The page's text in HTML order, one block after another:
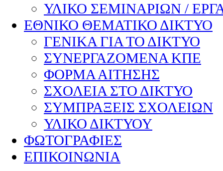
ΥΛΙΚΟ ΣΕΜΙΝΑΡΙΩΝ /
ΕΘΝΙΚΟ ΘΕΜΑΤΙΚΟ ΔΙΚΤΥΟ
ΓΕΝΙΚΑ ΓΙΑ ΤΟ ΔΙΚΤΥΟ
ΣΥΝΕΡΓΑΖΟΜΕΝΑ ΚΠΕ
ΦΟΡΜΑ ΑΙΤΗΣΗΣ
ΣΧΟΛΕΙΑ ΣΤΟ ΔΙΚΤΥΟ
ΣΥΜΠΡΑΞΕΙΣ ΣΧΟΛΕΙΩΝ
ΥΛΙΚΟ ΔΙΚΤΥΟΥ
ΦΩΤΟΓΡΑΦΙΕΣ
ΕΠΙΚΟΙΝΩΝΙΑ